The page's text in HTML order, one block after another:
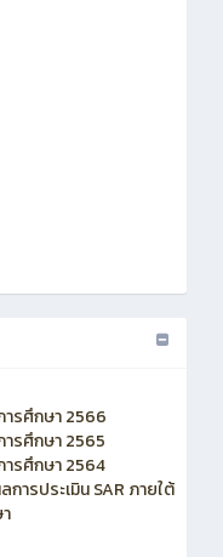
ารศึกษา 2566
ารศึกษา 2565
ารศึกษา 2564
ารประเมิน SAR ภายใต้